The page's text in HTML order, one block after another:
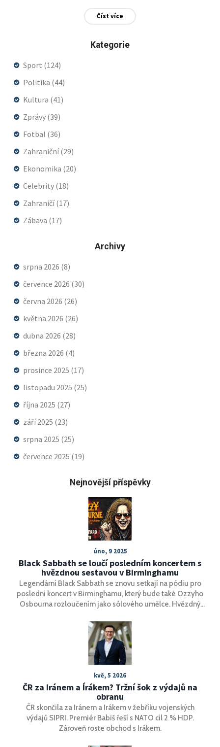
Číst více
Kategorie
Sport (124)
Politika (44)
Kultura (41)
Zprávy (39)
Fotbal (36)
Zahraniční(29)
Ekonomika (20)
Celebrity (18)
Zahraničí(17)
Zábava (17)
Archivy
srpna 2026 (8)
července 2026 (30)
června 2026 (26)
května 2026 (26)
dubna 2026 (28)
března 2026 (4)
prosince 2025 (17)
listopadu 2025 (25)
října 2025 (27)
září 2025 (23)
srpna 2025 (25)
července 2025 (19)
Nejnovější příspěvky
úno, 9 2025
Black Sabbath se loučí posledním koncertem s
hvězdnou sestavou v Birminghamu
Legendární Black Sabbath se znovu setkají na pódiu pro
poslední koncert v Birminghamu, který bude také Ozzyho
Osbourna rozloučením jako sólového umělce. Hvězdný
metalových kapel a výnos z akce poputuje na podporu
místních charit. Kapela překonala své dřívější spory a
vyrovnává se s Ozzyho zdravotními problémy pro tento
symbolický okamžik.
kvě, 5 2026
ČR za Iránem a Írákem? Tržní šok z výdajů na
obranu
ČR skončila za Iránem a Irákem v žebříku vojenských
výdajů SIPRI. Premiér Babiš řeší s NATO cíl 2 % HDP.
Zároveň roste obchod s Irákem.